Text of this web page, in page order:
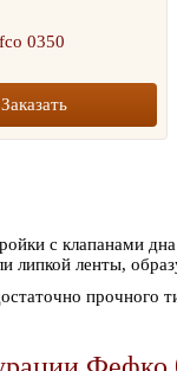
0350
Заказать
с клапанами
липкой ленты,
прочного